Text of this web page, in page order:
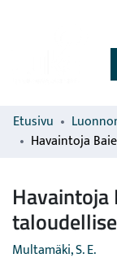
Etusivu
Havaintoja
Multamäki, S. E.